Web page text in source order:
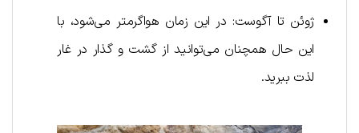
ژوئن تا آگوست: در این زمان هواگرمتر می‌شود، با
این حال همچنان می‌توانید از گشت و گذار در غار
لذت ببرید.